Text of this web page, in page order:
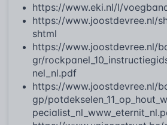
https://www.eki.nl/l/
https://www.joostdevree.nl/
shtml
https://www.joostdevree.nl/
gr/
nel_nl.pdf
https://www.joostdevree.nl/
gp/